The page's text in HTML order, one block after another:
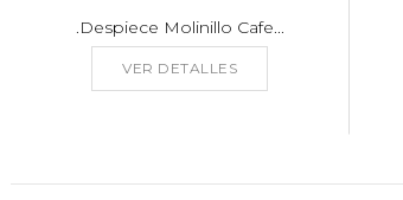
.Despiece Molinillo Cafe...
VER DETALLES